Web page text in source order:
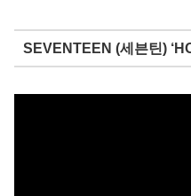
SEVENTEEN (세븐틴)